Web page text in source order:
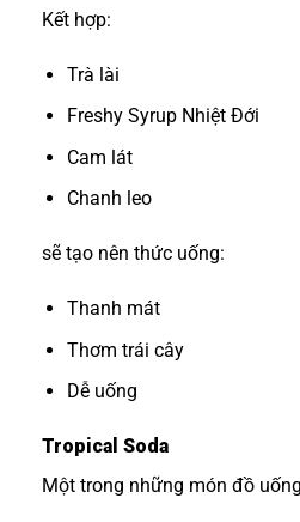
Kết hợp:
Trà lài
Freshy Syrup Nhiệt Đới
Cam lát
Chanh leo
sẽ tạo nên thức uống:
Thanh mát
Thơm trái cây
Dễ uống
Tropical Soda
Một trong những món đồ